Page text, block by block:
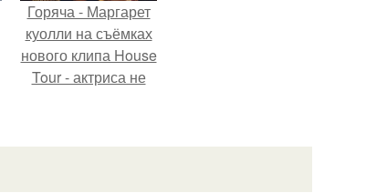
Горяча - Маргарет
куолли на съёмках
нового клипа House
Tour - актриса не
выступила в роли